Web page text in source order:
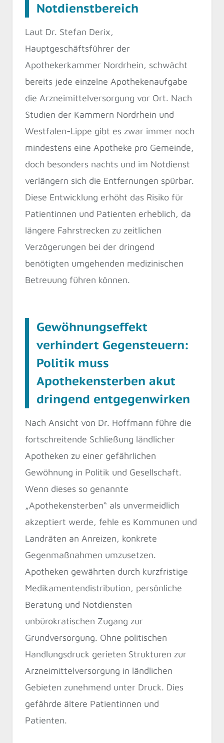
Notdienstbereich
Laut Dr. Stefan Derix,
Hauptgeschäftsführer der
Apothekerkammer Nordrhein, schwächt
bereits jede einzelne Apothekenaufgabe
die Arzneimittelversorgung vor Ort. Nach
Studien der Kammern Nordrhein und
Westfalen-Lippe gibt es zwar immer noch
mindestens eine Apotheke pro Gemeinde,
doch besonders nachts und im Notdienst
verlängern sich die Entfernungen spürbar.
Diese Entwicklung erhöht das Risiko für
Patientinnen und Patienten erheblich, da
längere Fahrstrecken zu zeitlichen
Verzögerungen bei der dringend
benötigten umgehenden medizinischen
Betreuung führen können.
Gewöhnungseffekt
verhindert Gegensteuern:
Politik muss
Apothekensterben akut
dringend entgegenwirken
Nach Ansicht von Dr. Hoffmann führe die
fortschreitende Schließung ländlicher
Apotheken zu einer gefährlichen
Gewöhnung in Politik und Gesellschaft.
Wenn dieses so genannte
„Apothekensterben“ als unvermeidlich
akzeptiert werde, fehle es Kommunen und
Landräten an Anreizen, konkrete
Gegenmaßnahmen umzusetzen.
Apotheken gewährten durch kurzfristige
Medikamentendistribution, persönliche
Beratung und Notdiensten
unbürokratischen Zugang zur
Grundversorgung. Ohne politischen
Handlungsdruck gerieten Strukturen zur
Arzneimittelversorgung in ländlichen
Gebieten zunehmend unter Druck. Dies
gefährde ältere Patientinnen und
Patienten.